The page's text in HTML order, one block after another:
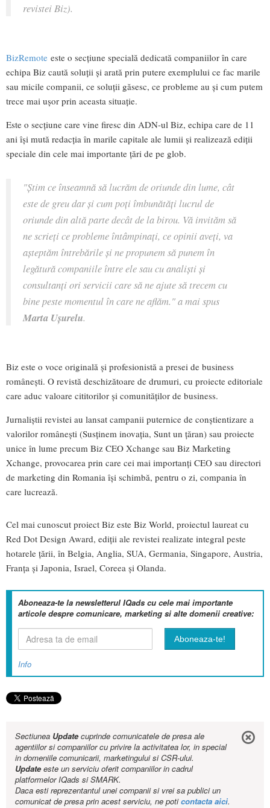
revistei Biz).
BizRemote este o secțiune specială dedicată companiilor în care
echipa Biz caută soluții și arată prin putere exemplului ce fac marile
sau micile companii, ce soluții găsesc, ce probleme au și cum putem
trece mai ușor prin aceasta situație.
Este o secțiune care vine firesc din ADN-ul Biz, echipa care de 11
ani își mută redacția în marile capitale ale lumii și realizează ediții
speciale din cele mai importante țări de pe glob.
"Știm ce înseamnă să lucrăm de oriunde din lume, cât
este de greu dar și cum poți îmbunătăți lucrul de
oriunde din altă parte decât de la birou. Vă invităm să
ne scrieți ce probleme întâmpinați, ce opinii aveți, va
așteptăm întrebările și ne propunem să punem în
legătură companiile între ele sau cu analiști și
consultanți ori servicii care să ne ajute să trecem cu
bine peste momentul în care ne aflăm." a mai spus
Marta Ușurelu.
Biz este o voce originală și profesionistă a presei de business
românești. O revistă deschizătoare de drumuri, cu proiecte editoriale
care aduc valoare cititorilor și comunităților de business.
Jurnaliștii revistei au lansat campanii puternice de conștientizare a
valorilor românești (Susținem inovația, Sunt un țăran) sau proiecte
unice în lume precum Biz CEO Xchange sau Biz Marketing
Xchange, provocarea prin care cei mai importanți CEO sau directori
de marketing din Romania își schimbă, pentru o zi, compania în
care lucrează.
Cel mai cunoscut proiect Biz este Biz World, proiectul laureat cu
Red Dot Design Award, ediții ale revistei realizate integral peste
hotarele țării, în Belgia, Anglia, SUA, Germania, Singapore, Austria,
Franța și Japonia, Israel, Coreea și Olanda.
Aboneaza-te la newsletterul IQads cu cele mai importante
articole despre comunicare, marketing si alte domenii creative:
Info
Sectiunea Updatecuprinde comunicatele de presa ale
agentiilor si companiilor cu privire la activitatea lor, in special
in domeniile comunicarii, marketingului si CSR-ului.
Updateeste un serviciu oferit companiilor in cadrul
platformelor IQads si SMARK.
Daca esti reprezentantul unei companii si vrei sa publici un
comunicat de presa prin acest serviciu, ne poticontacta aici.